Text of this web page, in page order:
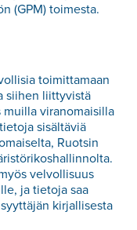
(GPM) toimesta.
toimittamaan
siihen liittyvistä
viranomaisilla
sisältäviä
Ruotsin
velvollisuus
ja tietoja saa
kirjallisesta